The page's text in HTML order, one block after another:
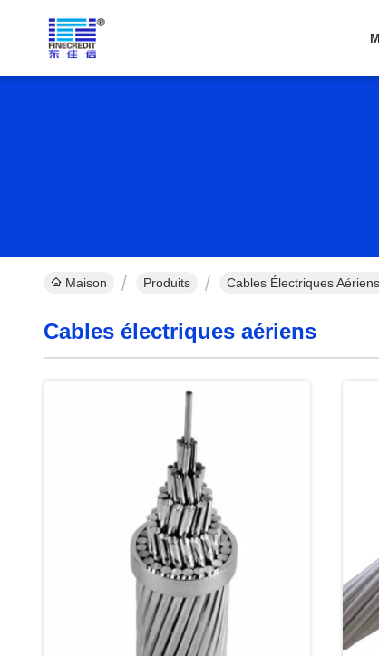
Maison Produits Cables Électriques
Cables électriques aériens